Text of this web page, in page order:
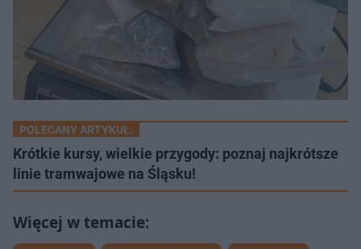
POLECANY ARTYKUŁ:
Krótkie kursy, wielkie przygody: poznaj najkrótsze
linie tramwajowe na Śląsku!